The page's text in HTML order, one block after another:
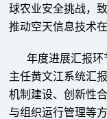
球农业安全挑战，
推动空天信息技术
年度进展汇报
主任黄文江系统汇
机制建设、创新性
与组织运行管理等